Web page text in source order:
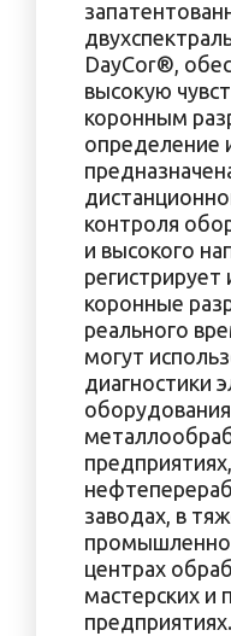
DayCor®,
высокую
коронным
определение
контроля
и высокого
коронные
реального
могут
диагностики
предприятиях,
заводах, в
центрах
мастерских и